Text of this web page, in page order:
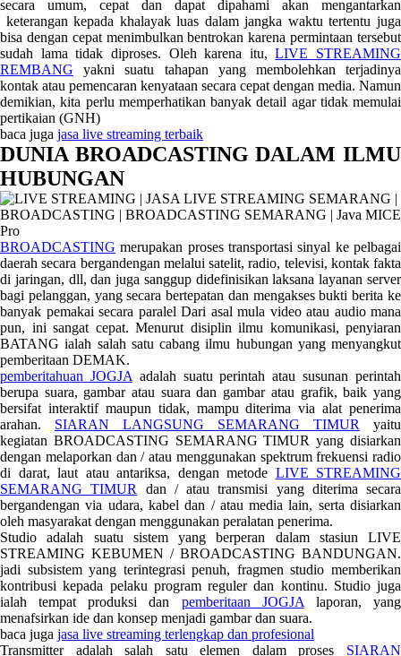
secara umum, cepat dan dapat dipahami akan mengantarkan
keterangan kepada khalayak luas dalam jangka waktu tertentu juga
bisa dengan cepat menimbulkan bentrokan karena permintaan tersebut
sudah lama tidak diproses. Oleh karena itu,LIVE STREAMING
REMBANG yakni suatu tahapan yang membolehkan terjadinya
kontak atau pemencaran kenyataan secara cepat dengan media. Namun
demikian, kita perlu memperhatikan banyak detail agar tidak memulai
pertikaian (GNH)
baca juga jasa live streaming terbaik
DUNIA BROADCASTING DALAM ILMU
HUBUNGAN
BROADCASTING merupakan proses transportasi sinyal ke pelbagai
daerah secara bergandengan melalui satelit, radio, televisi, kontak fakta
di jaringan, dll, dan juga sanggup didefinisikan laksana layanan server
bagi pelanggan, yang secara bertepatan dan mengakses bukti berita ke
banyak pemakai secara paralel Dari asal mula video atau audio mana
pun, ini sangat cepat. Menurut disiplin ilmu komunikasi, penyiaran
BATANG ialah salah satu cabang ilmu hubungan yang menyangkut
pemberitaan DEMAK.
pemberitahuan JOGJA adalah suatu perintah atau susunan perintah
berupa suara, gambar atau suara dan gambar atau grafik, baik yang
bersifat interaktif maupun tidak, mampu diterima via alat penerima
arahan. SIARAN LANGSUNG SEMARANG TIMUR
yaitu
kegiatan BROADCASTING SEMARANG TIMUR yang disiarkan
dengan melaporkan dan / atau menggunakan spektrum frekuensi radio
di darat, laut atau antariksa, dengan metode LIVE STREAMING
SEMARANG TIMUR
dan / atau transmisi yang diterima secara
bergandengan via udara, kabel dan / atau media lain, serta disiarkan
oleh masyarakat dengan menggunakan peralatan penerima.
Studio adalah suatu sistem yang berperan dalam stasiun LIVE
STREAMING KEBUMEN / BROADCASTING BANDUNGAN.
jadi subsistem yang terintegrasi penuh, fragmen studio memberikan
kontribusi kepada pelaku program reguler dan kontinu. Studio juga
ialah tempat produksi dan pemberitaan JOGJA laporan, yang
menafsirkan ide dan konsep menjadi gambar dan suara.
baca juga jasa live streaming terlengkap dan profesional
Transmitter adalah salah satu elemen dalam proses SIARAN